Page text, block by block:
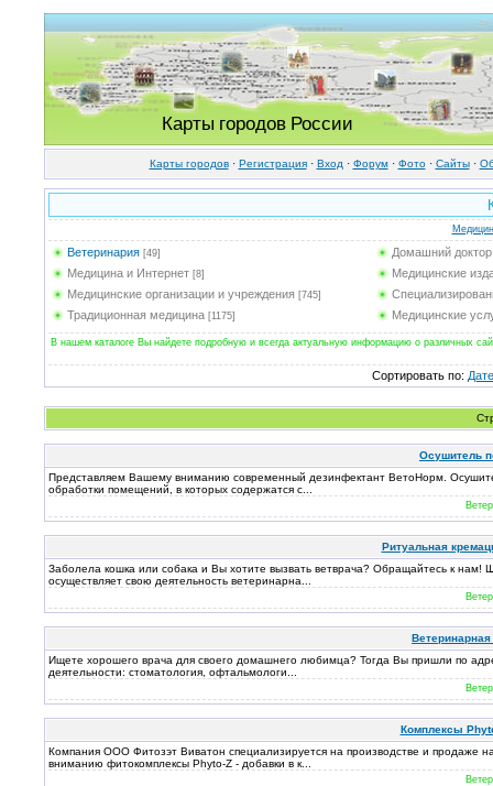
Карты городов России
Карты городов· Регистрация· Вход · Форум· Фото· Cайты·
Ветеринария [49]
Домашний доктор
Медицина и Интернет [8]
Медицинские
Медицинские организации и учреждения [745]
Традиционная медицина [1175] Медицинские
В нашем каталоге Вы найдете подробную и всегда актуальную информацию о различных
Сортировать по: Дате
Осушитель
Представляем Вашему вниманию современный дезинфектант ВетоНорм.
обработки помещений, в которых содержатся с...
Ритуальная
Заболела кошка или собака и Вы хотите вызвать ветврача? Обращайтесь к
осуществляет свою деятельность ветеринарна...
Ищете хорошего врача для своего домашнего любимца? Тогда Вы пришли по
деятельности: стоматология, офтальмологи...
Комплексы
Компания ООО Фитозэт Виватон специализируется на производстве и продаже
вниманию фитокомплексы Phyto-Z - добавки в к...